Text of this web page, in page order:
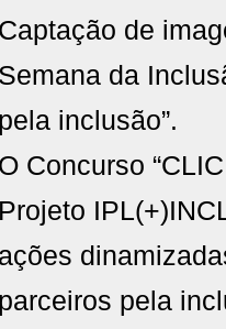
Captação de
Semana da
pela inclusão”.
O Concurso
Projeto
ações
parceiros pela